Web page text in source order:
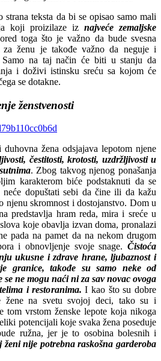
teksta da bi se opisao samo mali
koji proizilaze iz najveće zemaljske
toga što je važno da bude svesna
ženu je takođe važno da neguje i
Samo na taj način će biti u stanju da
i doživi istinsku sreću sa kojom će
se dotakne.
ženstvenosti
žena odsjajava lepotom njene
čestitosti, krotosti, uzdržljivosti u
. Zbog takvog njenog ponašanja
karakterom biće podstaknuti da se
neće dopuštati sebi da čine ili da kažu
njenu skromnost i dostojanstvo. Dom u
predstavlja hram reda, mira i sreće u
koje obavlja izvan doma, pronalazi
pada na pamet da na nekom drugom
i obnovljenje svoje snage. Čistoća
ukusne i zdrave hrane, ljubaznost i
granice, takođe su samo neke od
se ne mogu naći ni za sav novac ovoga
i restoranima. I kao što su dobre
žene na svetu svojoj deci, tako su i
tom vrstom ženske lepote koja nikoga
potencijali koje svaka žena poseduje
ružna, jer je to osobina bolesnih i
ženi nije potrebna raskošna garderoba